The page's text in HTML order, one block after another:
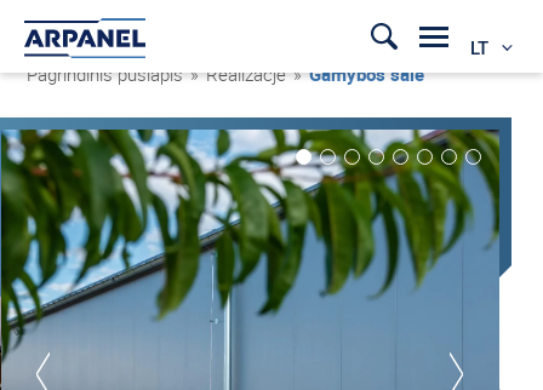
LT
Pagrindinis puslapis » Realizacje »Gamybos salė